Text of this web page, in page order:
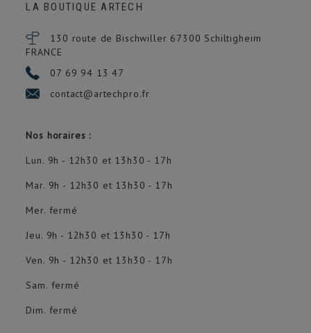
LA BOUTIQUE ARTECH
130 route de Bischwiller 67300 Schiltigheim
FRANCE
07 69 94 13 47
contact@artechpro.fr
Nos horaires :
Lun. 9h - 12h30 et 13h30 - 17h
Mar. 9h - 12h30 et 13h30 - 17h
Mer. fermé
Jeu. 9h - 12h30 et 13h30 - 17h
Ven. 9h - 12h30 et 13h30 - 17h
Sam. fermé
Dim. fermé